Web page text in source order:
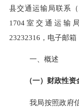
县交通运输局联系
1704室交通运输
23232316 ，电子邮箱
一、概述
（一）财政性
我局按照政府